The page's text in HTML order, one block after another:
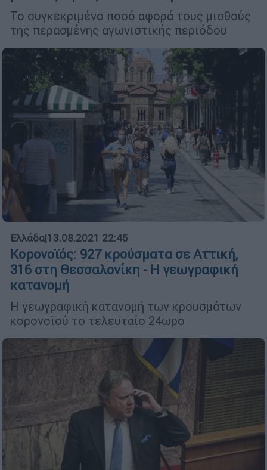
Το συγκεκριμένο ποσό αφορά τους μισθούς
της περασμένης αγωνιστικής περιόδου
Ελλάδα|13.08.2021 22:45
Κορονοϊός: 927 κρούσματα σε Αττική,
316 στη Θεσσαλονίκη - Η γεωγραφική
κατανομή
Η γεωγραφική κατανομή των κρουσμάτων
κορονοϊού το τελευταίο 24ωρο